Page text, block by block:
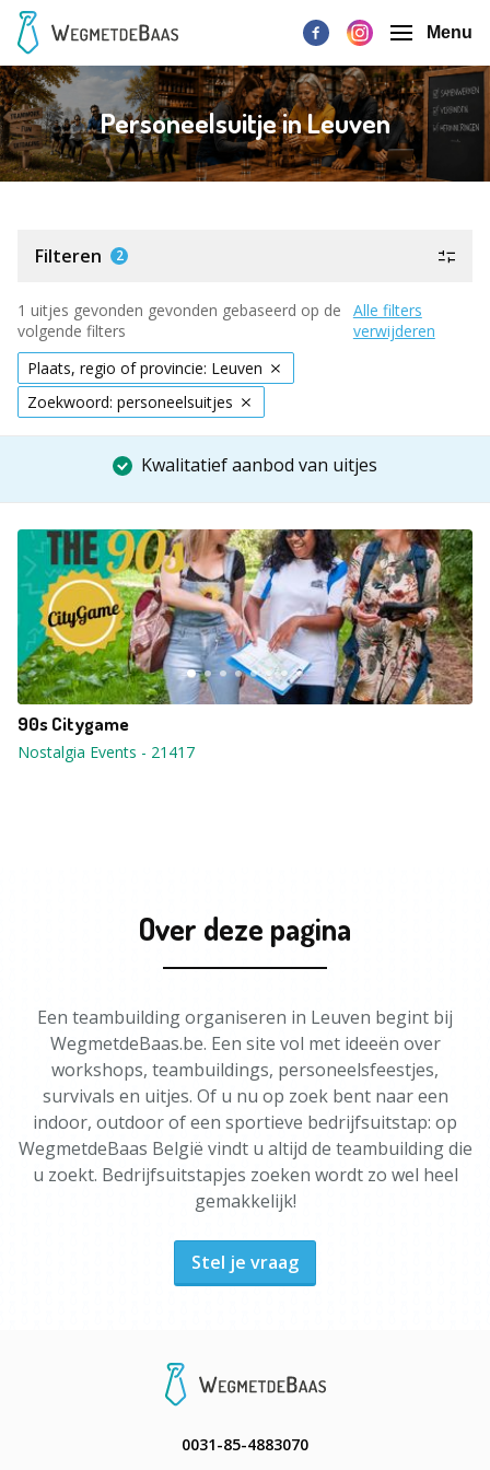
Menu
Personeelsuitje in Leuven
Filteren 2
1 uitjes gevonden gevonden gebaseerd op de
volgende filters
Alle filters
verwijderen
Plaats, regio of provincie: Leuven
Zoekwoord: personeelsuitjes
Kwalitatief aanbod van uitjes
90s Citygame
Nostalgia Events - 21417
Over deze pagina
Een teambuilding organiseren in Leuven begint bij
WegmetdeBaas.be. Een site vol met ideeën over
workshops, teambuildings, personeelsfeestjes,
survivals en uitjes. Of u nu op zoek bent naar een
indoor, outdoor of een sportieve bedrijfsuitstap: op
WegmetdeBaas België vindt u altijd de teambuilding die
u zoekt. Bedrijfsuitstapjes zoeken wordt zo wel heel
gemakkelijk!
Stel je vraag
0031-85-4883070